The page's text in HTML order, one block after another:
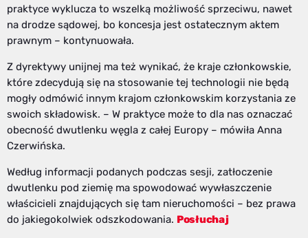
praktyce wyklucza to wszelką możliwość sprzeciwu, nawet
na drodze sądowej, bo koncesja jest ostatecznym aktem
prawnym – kontynuowała.
Z dyrektywy unijnej ma też wynikać, że kraje członkowskie,
które zdecydują się na stosowanie tej technologii nie będą
mogły odmówić innym krajom członkowskim korzystania ze
swoich składowisk. – W praktyce może to dla nas oznaczać
obecność dwutlenku węgla z całej Europy – mówiła Anna
Czerwińska.
Według informacji podanych podczas sesji, zatłoczenie
dwutlenku pod ziemię ma spowodować wywłaszczenie
właścicieli znajdujących się tam nieruchomości – bez prawa
do jakiegokolwiek odszkodowania. Posłuchaj